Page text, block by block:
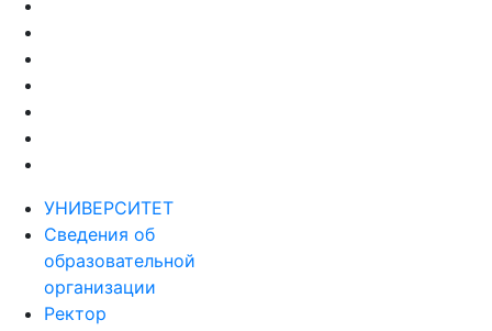
УНИВЕРСИТЕТ
Сведения об
образовательной
организации
Ректор